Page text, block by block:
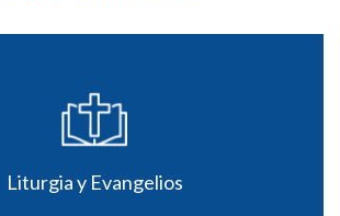
Liturgia y Evangelios